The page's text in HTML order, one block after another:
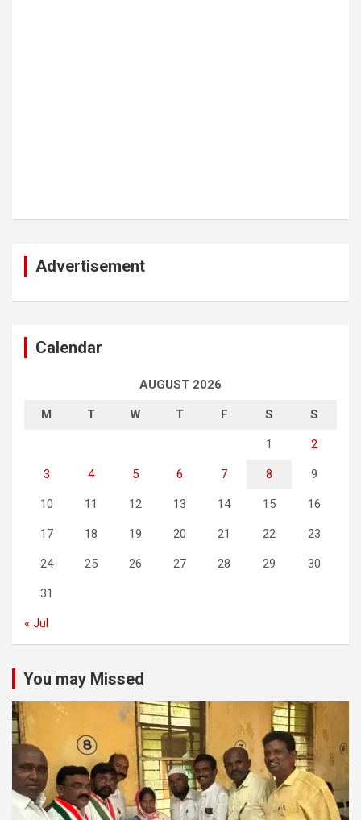
Advertisement
Calendar
AUGUST 2026
M T W T F S S
1 2
3 4 5 6 7 8 9
10 11 12 13 14 15 16
17 18 19 20 21 22 23
24 25 26 27 28 29 30
31
« Jul
You may Missed